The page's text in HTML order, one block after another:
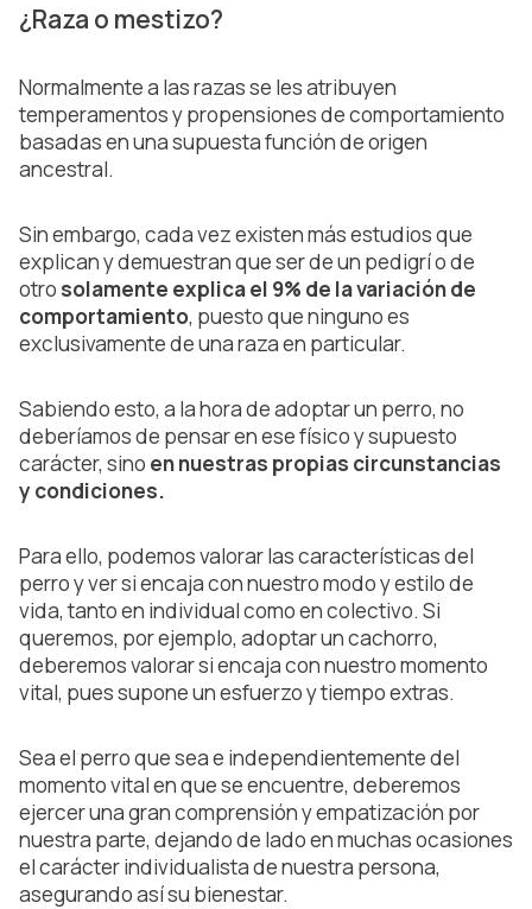
¿Raza o mestizo?
Normalmente a las razas se les atribuyen
temperamentos y propensiones de comportamiento
basadas en una supuesta función de origen
ancestral.
Sin embargo, cada vez existen más estudios que
explican y demuestran que ser de un pedigrí o de
otro solamente explica el 9% de la variación de
comportamiento, puesto que ninguno es
exclusivamente de una raza en particular.
Sabiendo esto, a la hora de adoptar un perro, no
deberíamos de pensar en ese físico y supuesto
carácter, sino en nuestras propias circunstancias
y condiciones.
Para ello, podemos valorar las características del
perro y ver si encaja con nuestro modo y estilo de
vida, tanto en individual como en colectivo. Si
queremos, por ejemplo, adoptar un cachorro,
deberemos valorar si encaja con nuestro momento
vital, pues supone un esfuerzo y tiempo extras.
Sea el perro que sea e independientemente del
momento vital en que se encuentre, deberemos
ejercer una gran comprensión y empatización por
nuestra parte, dejando de lado en muchas ocasiones
el carácter individualista de nuestra persona,
asegurando así su bienestar.